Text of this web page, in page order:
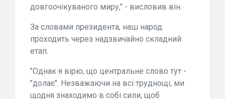
довгоочікуваного миру," - висловив він.
За словами президента, наш народ
проходить через надзвичайно складний
етап.
"Однак я вірю, що центральне слово тут -
"долає". Незважаючи на всі труднощі, ми
щодня знаходимо в собі сили, щоб